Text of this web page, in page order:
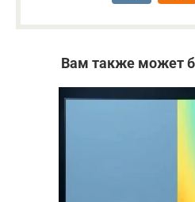
Вам также может